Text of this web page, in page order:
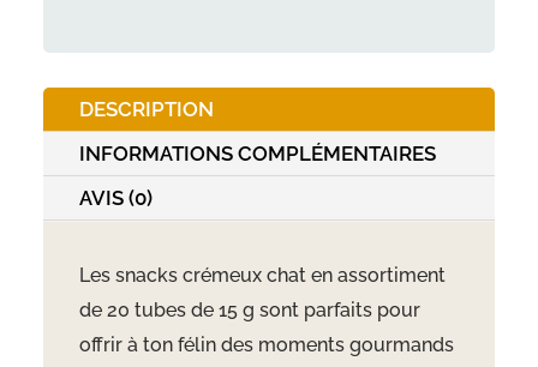
de
15g
DESCRIPTION
INFORMATIONS COMPLÉMENTAIRES
AVIS (0)
Les snacks crémeux chat en assortiment
de 20 tubes de 15 g sont parfaits pour
offrir à ton félin des moments gourmands